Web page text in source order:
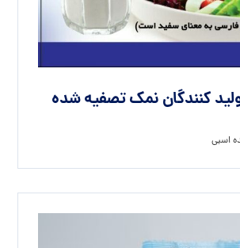
کنندگان نمک تصفیه شده
اسبی